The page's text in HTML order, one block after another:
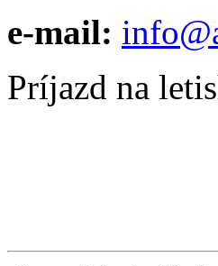
e-mail:
Príjazd na